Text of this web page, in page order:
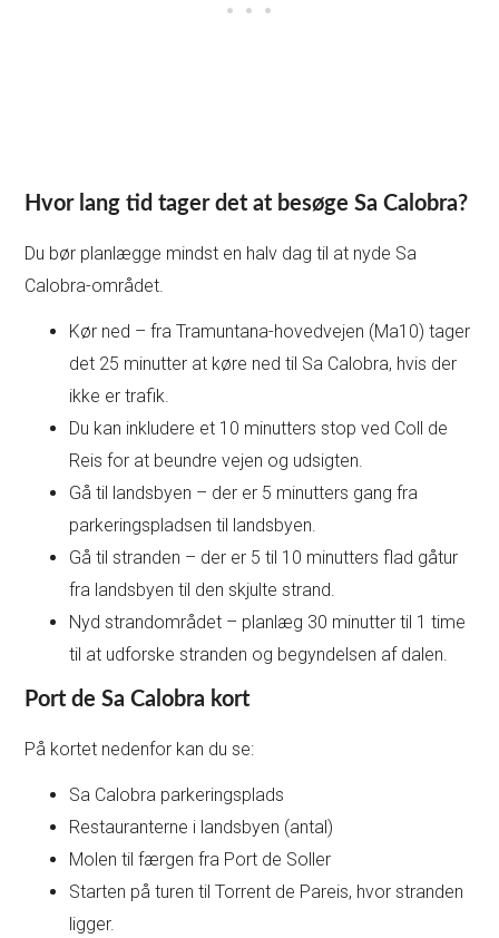
Hvor lang tid tager det at besøge Sa Calobra?
Du bør planlægge mindst en halv dag til at nyde Sa
Calobra-området.
Kør ned – fra Tramuntana-hovedvejen (Ma10) tager
det 25 minutter at køre ned til Sa Calobra, hvis der
ikke er trafik.
Du kan inkludere et 10 minutters stop ved Coll de
Reis for at beundre vejen og udsigten.
Gå til landsbyen – der er 5 minutters gang fra
parkeringspladsen til landsbyen.
Gå til stranden – der er 5 til 10 minutters flad gåtur
fra landsbyen til den skjulte strand.
Nyd strandområdet – planlæg 30 minutter til 1 time
til at udforske stranden og begyndelsen af dalen.
Port de Sa Calobra kort
På kortet nedenfor kan du se:
Sa Calobra parkeringsplads
Restauranterne i landsbyen (antal)
Molen til færgen fra Port de Soller
Starten på turen til Torrent de Pareis, hvor stranden
ligger.